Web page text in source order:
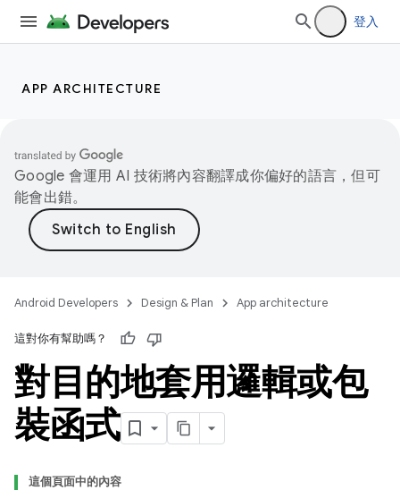
登入
APP ARCHITECTURE
Google 會運用 AI 技術將內容翻譯成你偏好的語言，但可
能會出錯。
Android Developers Design & Plan App architecture
這對你有幫助嗎？
對目的地套用邏輯或包
裝函式
這個頁面中的內容